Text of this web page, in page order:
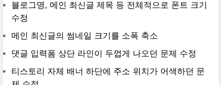
블로그명, 메인 최신글 제목 등 전체적으로 폰트 크기
수정
메인 최신글의 썸네일 크기를 소폭 축소
댓글 입력폼 상단 라인이 두껍게 나오던 문제 수정
티스토리 자체 배너 하단에 주소 위치가 어색하던 문